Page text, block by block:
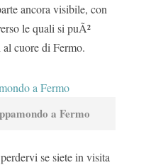
ancora visibile, con
le quali si puÃ²
cuore di Fermo.
a Fermo
se siete in visita